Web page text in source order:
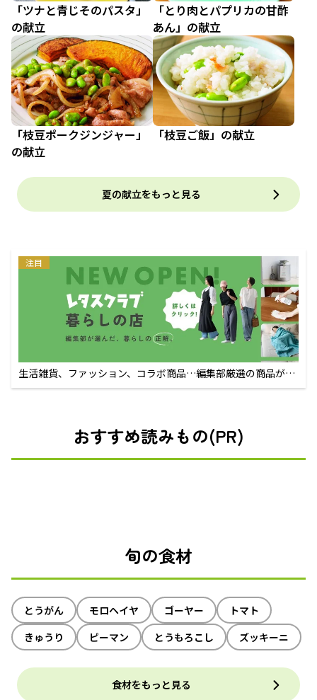
「ツナと青じそのパスタ」
の献立
「とり肉とパプリカの甘酢
あん」の献立
「枝豆ポークジンジャー」
の献立
「枝豆ご飯」の献立
夏の献立をもっと見る
注目
生活雑貨、ファッション、コラボ商品…編集部厳選の商品が買
えるECサイト
おすすめ読みもの(PR)
旬の食材
とうがん モロヘイヤ ゴーヤー
トマト
きゅうり
ピーマン とうもろこし ズッキーニ
食材をもっと見る